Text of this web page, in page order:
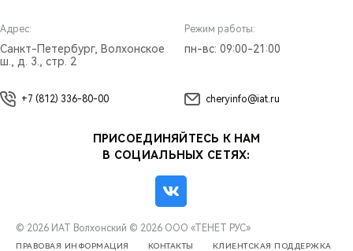
Адрес:
Санкт-Петербург, Волхонское
ш., д. 3., стр. 2
Режим работы:
пн-вс: 09:00-21:00
+7 (812) 336-80-00 cheryinfo@iat.ru
ПРИСОЕДИНЯЙТЕСЬ К НАМ
В СОЦИАЛЬНЫХ СЕТЯХ:
© 2026 ИАТ Волхонский © 2026 ООО «ТЕНЕТ РУС»
ПРАВОВАЯ ИНФОРМАЦИЯ КОНТАКТЫ КЛИЕНТСКАЯ ПОДДЕРЖКА